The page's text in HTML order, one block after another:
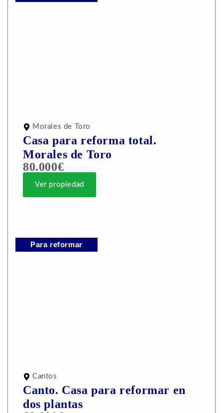
Morales de Toro
Casa para reforma total.
Morales de Toro
80.000€
Ver propiedad
Para reformar
Cantos
Canto. Casa para reformar en
dos plantas